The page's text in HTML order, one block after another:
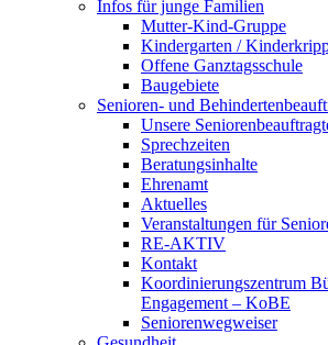
Infos für junge Familien
Mutter-Kind-Gruppe
Kindergarten /
Offene Ganztagsschule
Baugebiete
Senioren- und
Unsere
Sprechzeiten
Beratungsinhalte
Ehrenamt
Aktuelles
Veranstaltungen für
RE-AKTIV
Kontakt
Koordinierungszentrum
Engagement – KoBE
Seniorenwegweiser